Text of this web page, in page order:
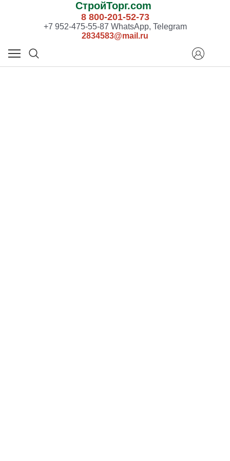
СтройТорг.com
8 800-201-52-73
+7 952-475-55-87 WhatsApp, Telegram
2834583@mail.ru